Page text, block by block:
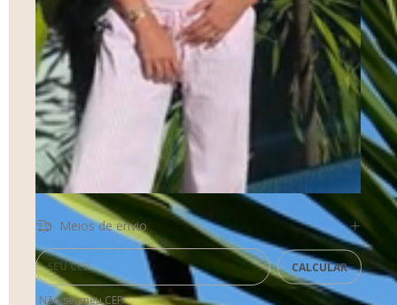
Meios de envio
Entregas para o CEP:
CALCULAR
Não sei meu CEP